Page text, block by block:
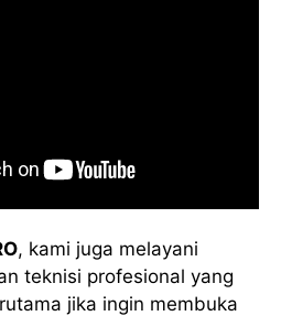
, kami juga melayani
teknisi profesional yang
jika ingin membuka